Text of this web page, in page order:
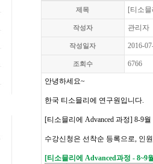
제목 [티소
작성자 관리자
작성일자 2016-
조회수 6766
안녕하세요~
한국 티소믈리에 연구원입니다.
[티소믈리에 Advanced 과정] 8-9
수강신청은 선착순 등록으로, 인원
[티소믈리에 Advanced과정 - 8~9